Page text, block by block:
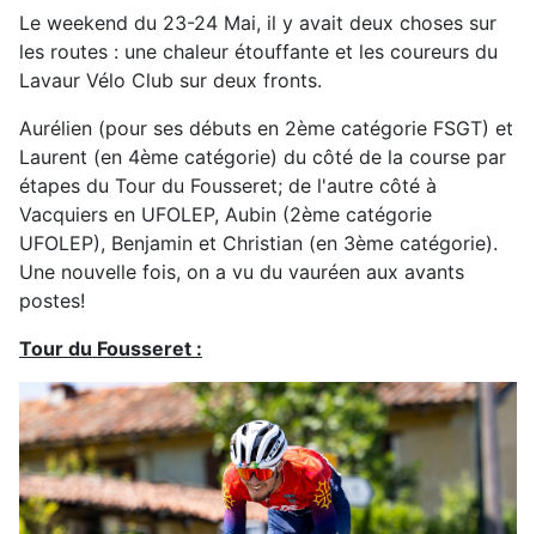
Le weekend du 23-24 Mai, il y avait deux choses sur
les routes : une chaleur étouffante et les coureurs du
Lavaur Vélo Club sur deux fronts.
Aurélien (pour ses débuts en 2ème catégorie FSGT) et
Laurent (en 4ème catégorie) du côté de la course par
étapes du Tour du Fousseret; de l'autre côté à
Vacquiers en UFOLEP, Aubin (2ème catégorie
UFOLEP), Benjamin et Christian (en 3ème catégorie).
Une nouvelle fois, on a vu du vauréen aux avants
postes!
Tour du Fousseret :